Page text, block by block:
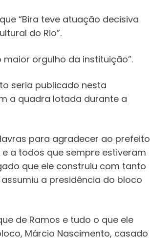
“Bira teve atuação decisiva
do Rio”.
orgulho da instituição”.
seria publicado nesta
a quadra lotada durante a
para agradecer ao prefeito
e a todos que sempre estiveram
que ele construiu com tanto
a presidência do bloco
de Ramos e tudo o que ele
Márcio Nascimento, casado